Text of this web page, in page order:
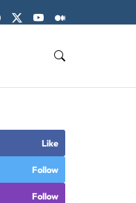
Like
Follow
Follow